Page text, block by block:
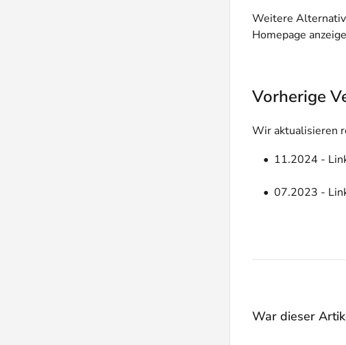
Weitere
Homepage
Vorherige
Wir aktualisieren
11.2024 -
07.2023 -
War dieser